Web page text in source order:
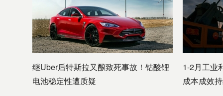
继Uber后特斯拉又酿致死事故！钴酸锂
电池稳定性遭质疑
1-2月工业
成本成效